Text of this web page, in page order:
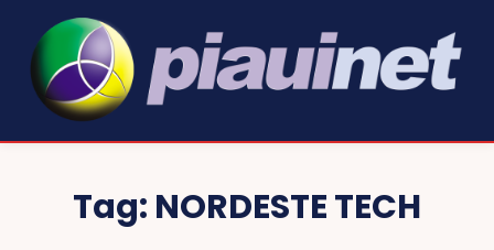
Tag: NORDESTE TECH